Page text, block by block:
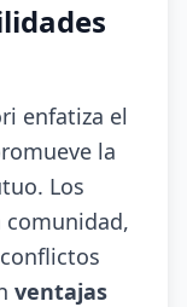
enfatiza el
la
Los
comunidad,
ventajas